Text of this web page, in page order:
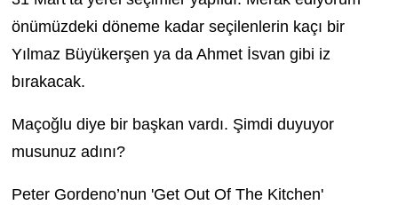
önümüzdeki döneme kadar seçilenlerin kaçı bir
Yılmaz Büyükerşen ya da Ahmet İsvan gibi iz
bırakacak.
Maçoğlu diye bir başkan vardı. Şimdi duyuyor
musunuz adını?
Peter Gordeno’nun 'Get Out Of The Kitchen'